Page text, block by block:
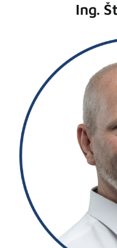
Nové Zámky
Topoľčany
Zlaté Moravce
Štúrovo
Ing.